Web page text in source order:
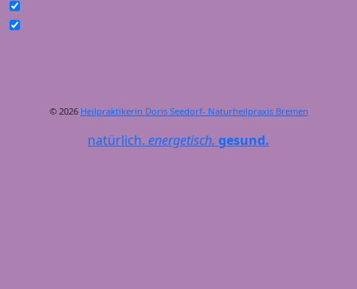
© 2026 Heilpraktikerin Doris Seedorf- Naturheilpraxis Bremen
natürlich. energetisch. gesund.